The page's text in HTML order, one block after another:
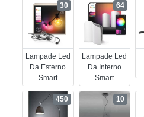
Lampade Led
Da Esterno
Smart
30
Lampade Led
Da Interno
Smart
64
450 10